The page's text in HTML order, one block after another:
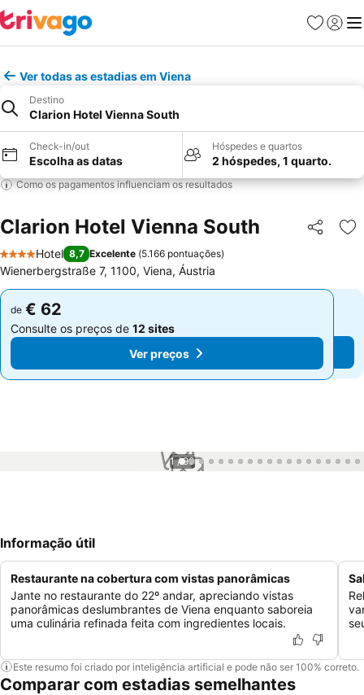
Favoritos
Iniciar
Ver todas as estadias em Viena
Destino
Clarion Hotel Vienna South
Check-in/out
Escolha as datas
Hóspedes e quartos
2 hóspedes, 1 quarto.
Como os pagamentos influenciam os resultados
Clarion Hotel Vienna South Partilhar
4 Estrelas
Hotel 8,7 Excelente (5.166 pontuações)
Wienerbergstraße 7, 1100, Viena, Áustria
de € 62
Consulte os preços de 12 sites
Ver preços
de € 62
Consulte os preços de 12 sites
Ver preços
1 / 90
Informação útil
Restaurante na cobertura com vistas panorâmicas
Jante no restaurante do 22º andar, apreciando vistas
panorâmicas deslumbrantes de Viena enquanto saboreia
uma culinária refinada feita com ingredientes locais.
Este resumo foi criado por inteligência artificial e pode não ser 100% correto.
Comparar com estadias semelhantes